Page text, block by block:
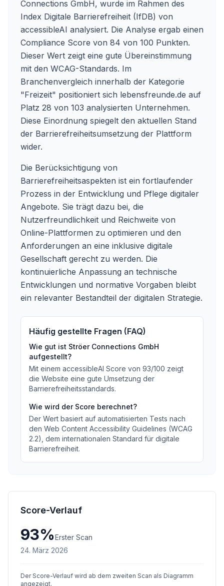
Connections GmbH, wurde im Rahmen des
Index Digitale Barrierefreiheit (IfDB) von
accessibleAI analysiert. Die Analyse ergab einen
Compliance Score von 84 von 100 Punkten.
Dieser Wert zeigt eine gute Übereinstimmung
mit den WCAG-Standards. Im
Branchenvergleich innerhalb der Kategorie
"Freizeit" positioniert sich lebensfreunde.de auf
Platz 28 von 103 analysierten Unternehmen.
Diese Einordnung spiegelt den aktuellen Stand
der Barrierefreiheitsumsetzung der Plattform
wider.
Die Berücksichtigung von
Barrierefreiheitsaspekten ist ein fortlaufender
Prozess in der Entwicklung und Pflege digitaler
Angebote. Sie trägt dazu bei, die
Nutzerfreundlichkeit und Reichweite von
Online-Plattformen zu optimieren und den
Anforderungen an eine inklusive digitale
Gesellschaft gerecht zu werden. Die
kontinuierliche Anpassung an technische
Entwicklungen und normative Vorgaben bleibt
ein relevanter Bestandteil der digitalen Strategie.
Häufig gestellte Fragen (FAQ)
Wie gut ist Ströer Connections GmbH
aufgestellt?
Mit einem accessibleAI Score von 93/100 zeigt
die Website eine gute Umsetzung der
Barrierefreiheitsstandards.
Wie wird der Score berechnet?
Der Wert basiert auf automatisierten Tests nach
den Web Content Accessibility Guidelines (WCAG
2.2), dem internationalen Standard für digitale
Barrierefreiheit.
Score-Verlauf
93%Erster Scan
24. März 2026
Der Score-Verlauf wird ab dem zweiten Scan als Diagramm
angezeigt.